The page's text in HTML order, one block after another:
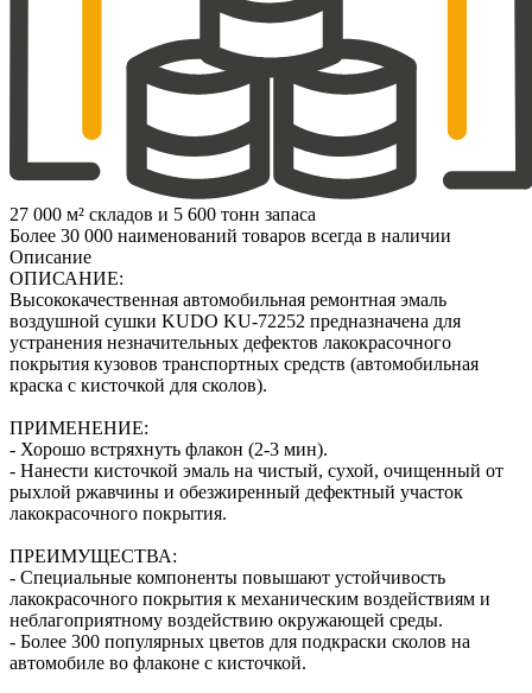
27 000 м² складов и 5 600 тонн запаса
Более 30 000 наименований товаров всегда в наличии
Описание
ОПИСАНИЕ:
Высококачественная автомобильная ремонтная эмаль
воздушной сушки KUDO KU-72252 предназначена для
устранения незначительных дефектов лакокрасочного
покрытия кузовов транспортных средств (автомобильная
краска с кисточкой для сколов).
ПРИМЕНЕНИЕ:
- Хорошо встряхнуть флакон (2‑3 мин).
- Нанести кисточкой эмаль на чистый, сухой, очищенный от
рыхлой ржавчины и обезжиренный дефектный участок
лакокрасочного покрытия.
ПРЕИМУЩЕСТВА:
- Специальные компоненты повышают устойчивость
лакокрасочного покрытия к механическим воздействиям и
неблагоприятному воздействию окружающей среды.
- Более 300 популярных цветов для подкраски сколов на
автомобиле во флаконе с кисточкой.